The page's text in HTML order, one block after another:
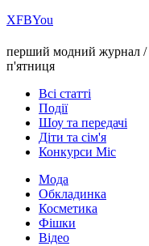
ХFBYou
перший модний журнал /
п'ятниця
Всі статті
Події
Шоу та передачі
Діти та сім'я
Конкурси Міс
Мода
Обкладинка
Косметика
Фішки
Відео